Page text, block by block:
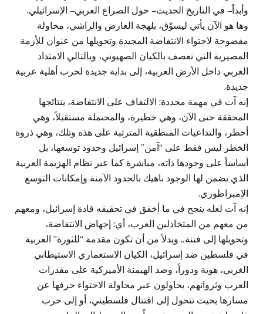
وأبداً – في التاريخ الحديث – حول الصراع العربي – الإسرائيلي.
وها هو الآن يأتي ليسوّق، بلهجة العارض والراشي، محاولة
مفضوحة لاحتواء الانتفاضة المجيدة وتحويلها من عنوان للأزمة
المصيرية التي تعصف بالكيان الصهيوني، وبالتالي الامتداد
الغربي داخل الأرض العربية، إلى بداية جديدة لحرب أهلية عربية
جديدة.
إنه آت في مهمة محددة: الالتفاف على الانتفاضة، بنتائجها
المحققة حتى الآن، وهي خطيرة، والمحتملة مستقبلاً، وهي
أخطر، والتداعيات المنطقية المترتبة على هذه وتلك، وهي ذروة
الخطر ليس فقط على “آمن” إسرائيل وحدود توسعها، بل
أساساً على وجودها ذاته، مباشرة كما عبر نظام الهزيمة العربية
الذي يضمن لها الوجود ناهيك بالحدود الآمنة وإمكانات التوسع
الإمبراطوري.
إنه آت لعله ينجح في ما أخفق في تحقيقه قادة إسرائيل، ومعهم
من معهم من المتخاذلين العرب، أي: إجهاض الانتفاضة،
وتحويلها إلى فتنة.. وبدلاً من أن تكون مقدمة “للثورة” العربية
في فلسطين ضد إسرائيل، الكيان الاستعماري الاستيطاني
الغربي، هوية ودوراً، وضد الهيمنة الأميركية على مقدرات
العرب وثرواتهم، يحاولون عبر محاولة الاحتواء حرفها عن
مسارها بحيث تتحول إلى اقتتال فلسطيني، أو إلى حرب